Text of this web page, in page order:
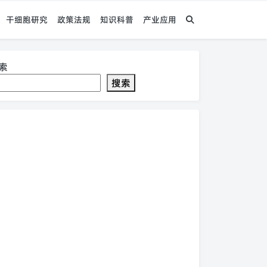
干细胞研究 政策法规 知识科普 产业应用
搜索